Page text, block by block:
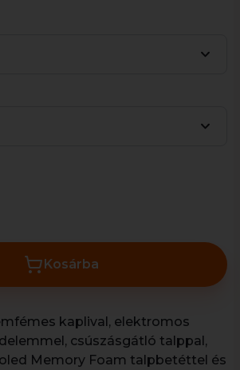
Kosárba
kaplival, elektromos
csúszásgátló talppal,
Memory Foam talpbetéttel és